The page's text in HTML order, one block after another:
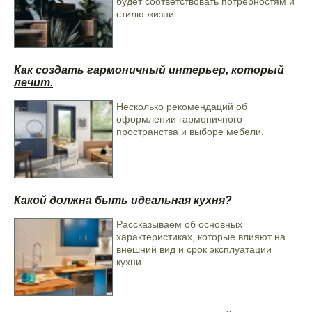
будет соответствовать всем вашим требованиям и
пожеланиям.
Кроме того, мы предлагаем акцию – замеры, доставку и
свое время и деньги. Мы уверены, что наша мебель станет
прекрасным дополнением к вашему интерьеру и подарит
миндаль матовый
стилю жизни.
Как создать гармоничный интерьер, который
лечит.
Несколько рекомендаций об
оформлении гармоничного
пространства и выборе мебели.
Какой должна быть идеальная кухня?
Рассказываем об основных
характеристиках, которые влияют на
внешний вид и срок эксплуатации
кухни.